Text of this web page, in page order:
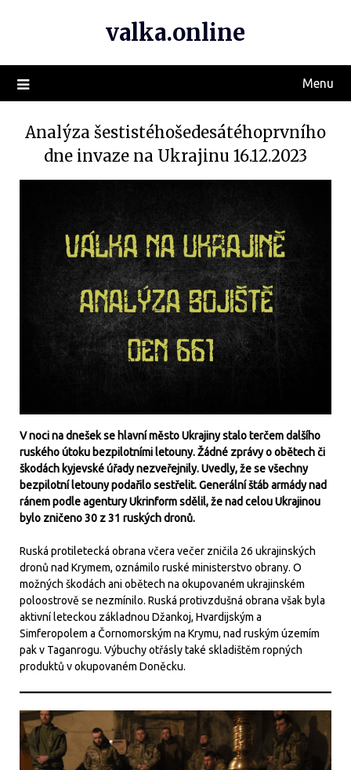
valka.online
Menu
Analýza šestistéhošedesátéhoprvního
dne invaze na Ukrajinu 16.12.2023
V noci na dnešek se hlavní město Ukrajiny stalo terčem dalšího
ruského útoku bezpilotními letouny. Žádné zprávy o obětech či
škodách kyjevské úřady nezveřejnily. Uvedly, že se všechny
bezpilotní letouny podařilo sestřelit. Generální štáb armády nad
ránem podle agentury Ukrinform sdělil, že nad celou Ukrajinou
bylo zničeno 30 z 31 ruských dronů.
Ruská protiletecká obrana včera večer zničila 26 ukrajinských
dronů nad Krymem, oznámilo ruské ministerstvo obrany. O
možných škodách ani obětech na okupovaném ukrajinském
poloostrově se nezmínilo. Ruská protivzdušná obrana však byla
aktivní leteckou základnou Džankoj, Hvardijským a
Simferopolem a Čornomorským na Krymu, nad ruským územím
pak v Taganrogu. Výbuchy otřásly také skladištěm ropných
produktů v okupovaném Doněcku.